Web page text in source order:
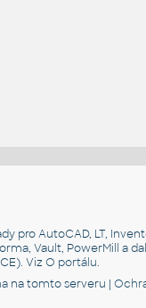
pro AutoCAD, LT,
Vault, PowerMill a
VizO portálu.
na tomto serveru |